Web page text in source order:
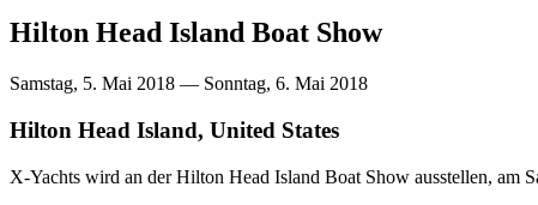
Hilton Head Island Boat Show
Samstag, 5. Mai 2018 — Sonntag, 6. Mai 2018
Hilton Head Island, United States
X-Yachts wird an der Hilton Head Island Boat Show ausstellen,